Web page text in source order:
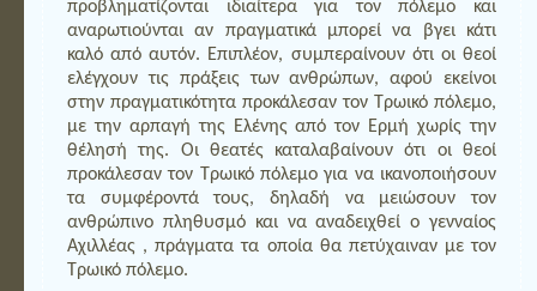
προβληματίζονται ιδιαίτερα για τον πόλεμο και
αναρωτιούνται αν πραγματικά μπορεί να βγει κάτι
καλό από αυτόν. Επιπλέον, συμπεραίνουν ότι οι θεοί
ελέγχουν τις πράξεις των ανθρώπων, αφού εκείνοι
στην πραγματικότητα προκάλεσαν τον Τρωικό πόλεμο,
με την αρπαγή της Ελένης από τον Ερμή χωρίς την
θέλησή της. Οι θεατές καταλαβαίνουν ότι οι θεοί
προκάλεσαν τον Τρωικό πόλεμο για να ικανοποιήσουν
τα συμφέροντά τους, δηλαδή να μειώσουν τον
ανθρώπινο πληθυσμό και να αναδειχθεί ο γενναίος
Αχιλλέας , πράγματα τα οποία θα πετύχαιναν με τον
Τρωικό πόλεμο.